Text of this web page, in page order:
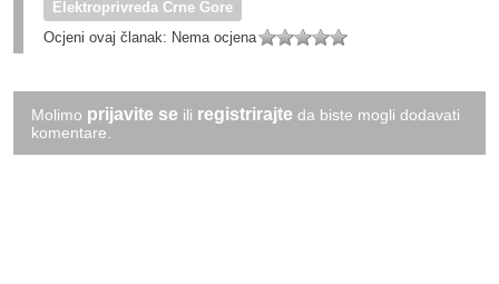
Elektroprivreda Crne Gore
Ocjeni ovaj članak: Nema ocjena
Molimo prijavite se ili registrirajte da biste mogli dodavati
komentare.